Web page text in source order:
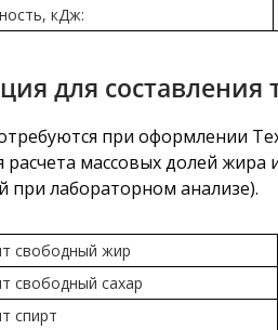
кДж:
для составления
при оформлении
расчета массовых долей
при лабораторном анализе).
свободный жир
свободный сахар
спирт